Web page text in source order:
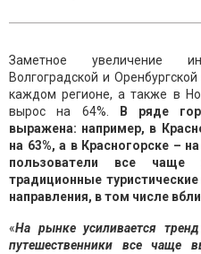
Заметное увеличение
Волгоградской и
каждом регионе, а также в
вырос на 64%.
В ряде
выражена: например, в
на 63%, а в Красногорске –
пользователи все чаще
традиционные
направления, в том числе
«На рынке усиливается
путешественники все чаще